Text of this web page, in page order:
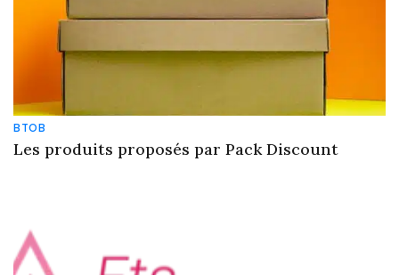
BTOB
Les produits proposés par Pack Discount